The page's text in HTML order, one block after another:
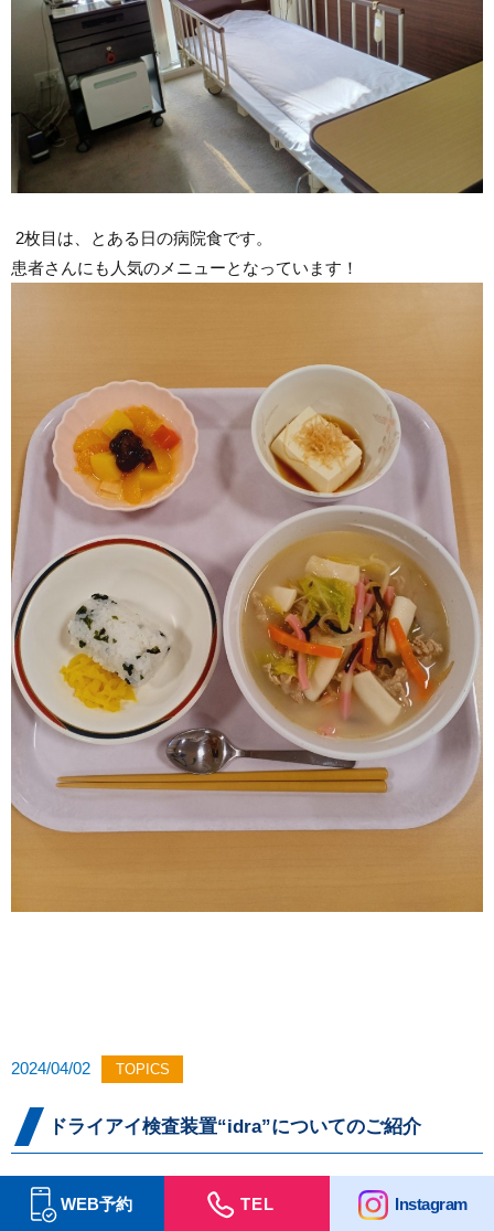
2枚目は、とある日の病院食です。
患者さんにも人気のメニューとなっています！
2024/04/02 TOPICS
ドライアイ検査装置“idra”についてのご紹介
今回はドライアイ検査装置“idra”についてのご紹介です。
WEB予約 TEL Instagram